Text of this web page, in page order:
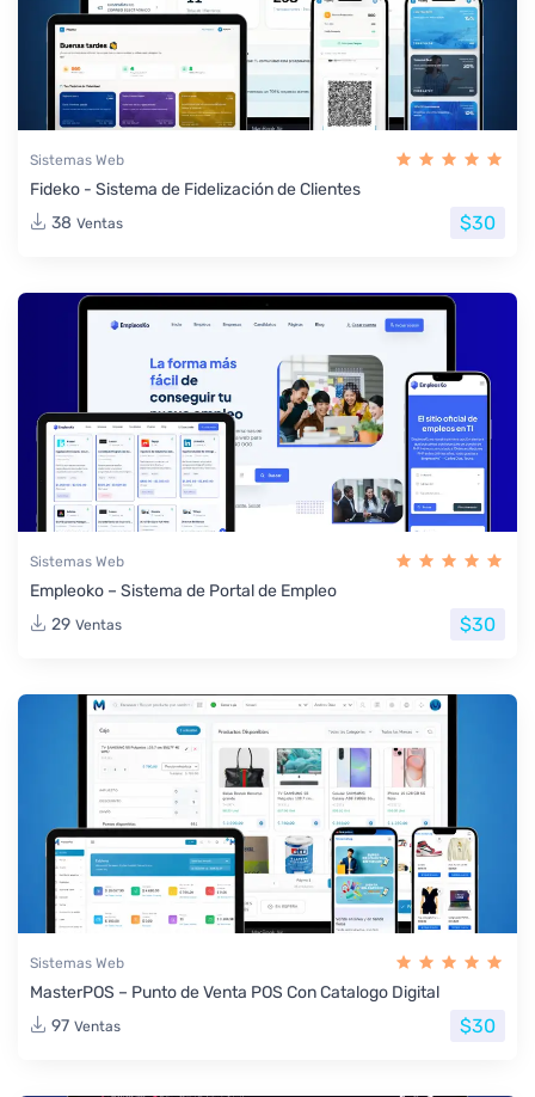
Sistemas Web
Fideko - Sistema de Fidelización de Clientes
38 Ventas $30
Sistemas Web
Empleoko – Sistema de Portal de Empleo
29 Ventas $30
Sistemas Web
MasterPOS – Punto de Venta POS Con Catalogo Digital
97 Ventas $30